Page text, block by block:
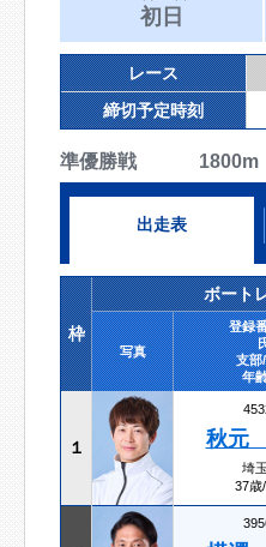
初日
レース
締切予定時刻
準優勝戦 1800m
出走表
枠
ボート
写真
登録
支部
年
１ 秋
埼
37歳